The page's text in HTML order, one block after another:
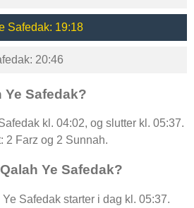
Safedak: 19:18
20:46
Ye Safedak?
kl. 04:02, og slutter kl. 05:37.
2 Farz og 2 Sunnah.
Ye Safedak?
Safedak starter i dag kl. 05:37.